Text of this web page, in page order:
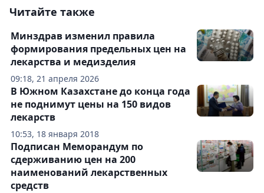
Читайте также
09:18, 21 апреля 2026
Минздрав изменил правила
формирования предельных цен на
лекарства и медизделия
10:53, 18 января 2018
В Южном Казахстане до конца года
не поднимут цены на 150 видов
лекарств
Подписан Меморандум по
сдерживанию цен на 200
наименований лекарственных
средств